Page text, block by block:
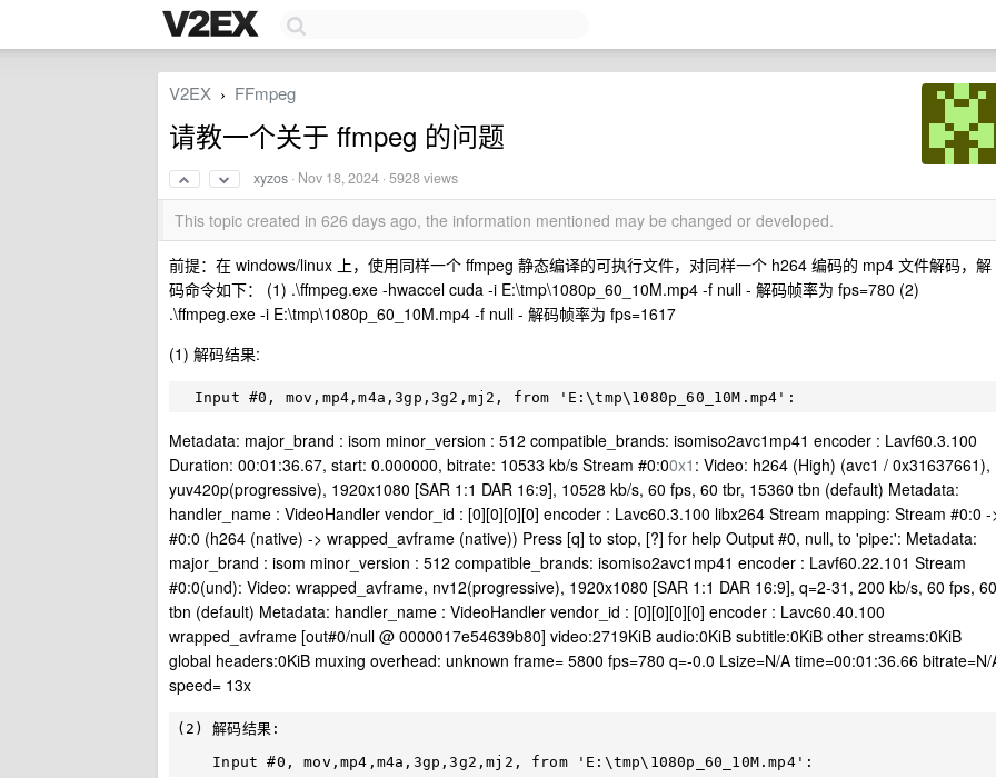
V2EX › FFmpeg
请教一个关于 ffmpeg 的问题
xyzos · Nov 18, 2024 · 5928 views
This topic created in 626 days ago, the information mentioned may be changed or developed.
前提：在 windows/linux 上，使用同样一个 ffmpeg 静态编译的可执行文件，对同样一个 h264 编码的 mp4 文件解码，解
码命令如下： (1) .\ffmpeg.exe -hwaccel cuda -i E:\tmp\1080p_60_10M.mp4 -f null - 解码帧率为 fps=780 (2)
.\ffmpeg.exe -i E:\tmp\1080p_60_10M.mp4 -f null - 解码帧率为 fps=1617
(1) 解码结果:
Metadata: major_brand : isom minor_version : 512 compatible_brands: isomiso2avc1mp41 encoder : Lavf60.3.100
Duration: 00:01:36.67, start: 0.000000, bitrate: 10533 kb/s Stream #0:00x1 : Video: h264 (High) (avc1 / 0x31637661),
yuv420p(progressive), 1920x1080 [SAR 1:1 DAR 16:9], 10528 kb/s, 60 fps, 60 tbr, 15360 tbn (default) Metadata:
handler_name : VideoHandler vendor_id : [0][0][0][0] encoder : Lavc60.3.100 libx264 Stream mapping: Stream #0:0 -
#0:0 (h264 (native) -> wrapped_avframe (native)) Press [q] to stop, [?] for help Output #0, null, to 'pipe:': Metadata:
major_brand : isom minor_version : 512 compatible_brands: isomiso2avc1mp41 encoder : Lavf60.22.101 Stream
#0:0(und): Video: wrapped_avframe, nv12(progressive), 1920x1080 [SAR 1:1 DAR 16:9], q=2-31, 200 kb/s, 60 fps, 60
tbn (default) Metadata: handler_name : VideoHandler vendor_id : [0][0][0][0] encoder : Lavc60.40.100
wrapped_avframe [out#0/null @ 0000017e54639b80] video:2719KiB audio:0KiB subtitle:0KiB other streams:0KiB
global headers:0KiB muxing overhead: unknown frame= 5800 fps=780 q=-0.0 Lsize=N/A time=00:01:36.66 bitrate=N/
speed= 13x
(2) 解码结果: